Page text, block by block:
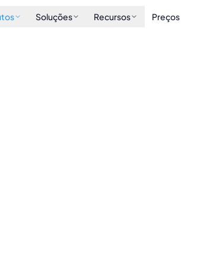
Soluções Recursos Preços